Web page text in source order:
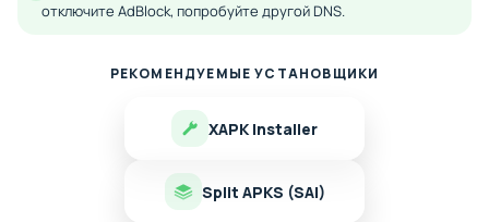
отключите AdBlock, попробуйте другой DNS.
РЕКОМЕНДУЕМЫЕ УСТАНОВЩИКИ
XAPK Installer
Split APKS (SAI)